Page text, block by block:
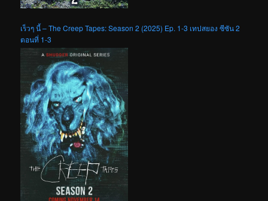
เร็วๆ นี้ – The Creep Tapes: Season 2 (2025) Ep. 1-3 เทปสยอง ซีซัน 2
ตอนที่ 1-3